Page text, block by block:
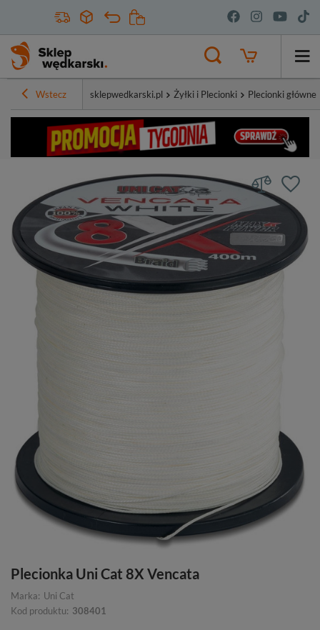
Wstecz sklepwedkarski.pl Żyłki i Plecionki Plecionki główne
Plecionka Uni Cat 8X Vencata
Marka: Uni Cat
Kod produktu: 308401